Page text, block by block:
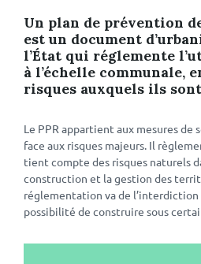
Un plan de prévention
est un document
l’État qui réglemente
à l’échelle communale,
risques auxquels ils
Le PPR appartient aux mesures de
face aux risques majeurs. Il
tient compte des risques naturels
construction et la gestion des
réglementation va de l’interdiction
possibilité de construire sous